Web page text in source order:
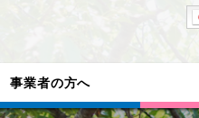
事業者の方へ